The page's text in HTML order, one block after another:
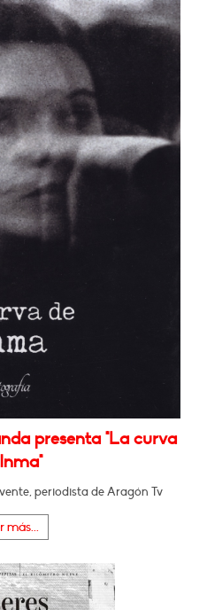
presenta "La curva
periodista de Aragón Tv
más...